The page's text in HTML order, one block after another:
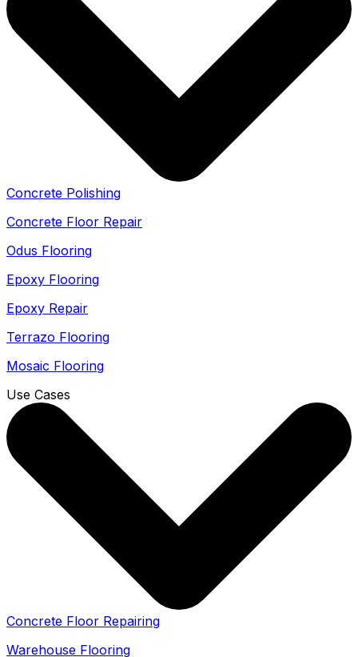
Concrete Polishing
Concrete Floor Repair
Odus Flooring
Epoxy Flooring
Epoxy Repair
Terrazo Flooring
Mosaic Flooring
Use Cases
Concrete Floor Repairing
Warehouse Flooring